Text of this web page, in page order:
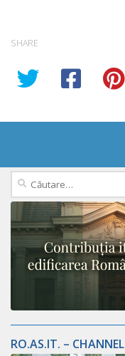
SHARE
Caută
după:
RO.AS.IT. – CHANNEL